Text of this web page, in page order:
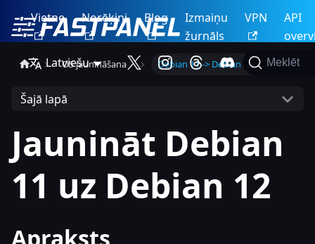
Vietne Norēķini Blog
Izmaiņu
žurnāls
VPN
API
Latviešu
Meklēt
OS jaunināšana Debian 11 -> Debian 12
Šajā lapā
Jaunināt Debian
11 uz Debian 12